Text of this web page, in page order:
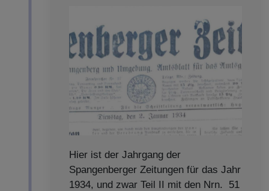
Hier ist der Jahrgang der
Spangenberger Zeitungen für das Jahr
1934, und zwar Teil II mit den Nrn. 51